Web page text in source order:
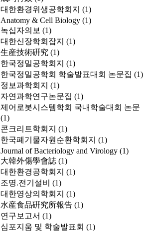
대한환경위생공학회지 (1)
Anatomy & Cell Biology (1)
녹십자의보 (1)
대한신장학회잡지 (1)
生産技術硏究 (1)
한국정밀공학회지 (1)
한국정밀공학회 학술발표대회 논문집 (1)
정보과학회지 (1)
자연과학연구논문집 (1)
제어로봇시스템학회 국내학술대회 논문
(1)
콘크리트학회지 (1)
한국폐기물자원순환학회지 (1)
Journal of Bacteriology and Virology (1)
大韓外傷學會誌 (1)
대한환경공학회지 (1)
조명.전기설비
(1)
대한영상의학회지 (1)
水産食品硏究所報告 (1)
연구보고서 (1)
심포지움 및 학술발표회 (1)